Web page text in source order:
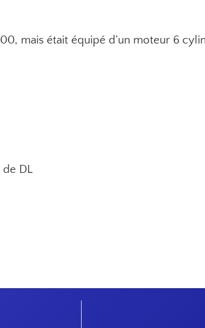
mais était équipé d’un moteur 6
DL